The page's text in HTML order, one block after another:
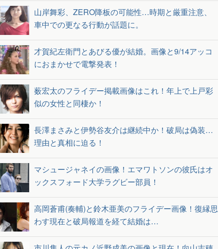
山岸舞彩、ZERO降板の可能性…時期と厳重注意、
車中での更なる行動が話題に。
才賀紀左衛門とあびる優が結婚。画像と9/14アッコ
におまかせで電撃発表！
薮宏太のフライデー掲載画像はこれ！年上で上戸彩
似の女性と同棲か！
長澤まさみと伊勢谷友介は継続中か！破局は偽装…
理由と真相に迫る！
マシュージャネイの画像！エマワトソンの彼氏はオ
ックスフォード大学ラグビー部員！
高岡蒼甫(奏輔)と鈴木亜美のフライデー画像！復縁思
わす現在と破局報道を経て結婚は…